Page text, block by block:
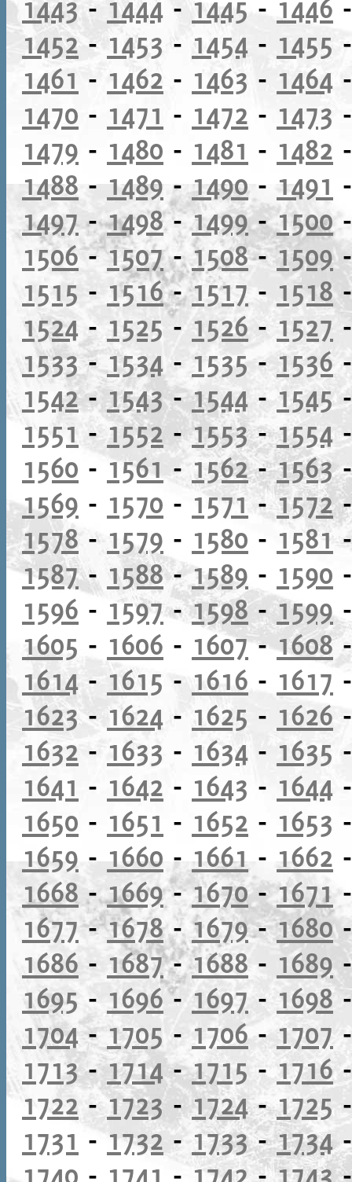
1443 - 1444 - 1445 - 1446
1452-1453 - 1454 - 1455
1461 - 1462 - 1463 - 1464
1470 - 1471 - 1472 - 1473
1479 - 1480 - 1481 - 1482
1488 - 1489 -1490- 1491
1497-1498-1499-1500
1506-1507-1508-1509
1515 - 1516-1517 - 1518
1524 - 1525- 1526-1527
1533-1534- 1535-1536
1542-1543-1544-1545
1551 -1552-1553-1554
1560 - 1561 -1562-1563
1569 - 1570 - 1571-1572
1578- 1579 - 1580 - 1581
1587- 1588-1589 - 1590
1596 - 1597-1598- 1599
1605 - 1606 - 1607-1608
1614 -1615 - 1616 - 1617
1623- 1624 - 1625 - 1626
1632 - 1633 - 1634 - 1635
1641 - 1642 - 1643 - 1644
1650 - 1651 - 1652 - 1653
1659 - 1660 - 1661 - 1662
1668 -1669-1670-1671
1677-1678- 1679-1680
1686 - 1687-1688 - 1689
1695 - 1696- 1697-1698
1704-1705 - 1706-1707
1713-1714-1715 - 1716
1722 -1723-1724-1725
1731 -1732-1733-1734
1740 - 1741 -1742-1743